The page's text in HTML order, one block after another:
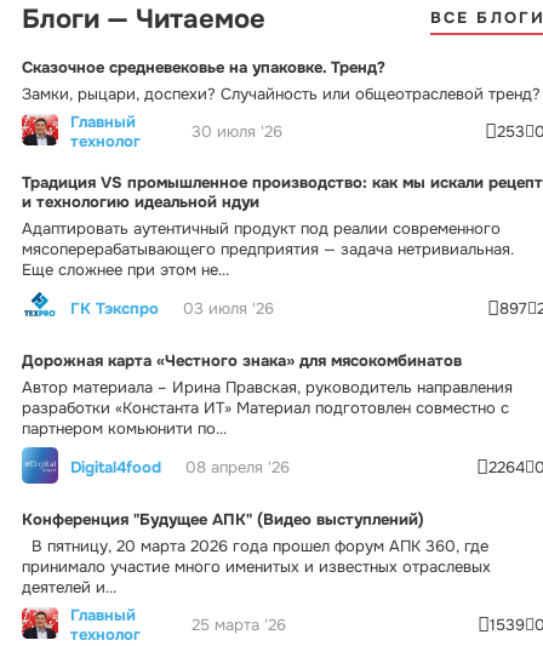
Блоги — Читаемое ВСЕ
Сказочное средневековье на упаковке. Тренд?
Замки, рыцари, доспехи? Случайность или общеотраслевой тренд?
Главный
технолог
30 июля '26 253
Традиция VS промышленное производство: как мы искали рецепт
и технологию идеальной ндуи
Адаптировать аутентичный продукт под реалии современного
мясоперерабатывающего предприятия — задача нетривиальная.
Еще сложнее при этом не...
ГК Тэкспро
03 июля '26 897
Дорожная карта «Честного знака» для мясокомбинатов
Автор материала – Ирина Правская, руководитель направления
разработки «Константа ИТ» Материал подготовлен совместно с
партнером комьюнити по...
Digital4food
08 апреля '26 2264
Конференция "Будущее АПК" (Видео выступлений)
В пятницу, 20 марта 2026 года прошел форум АПК 360, где
принимало участие много именитых и известных отраслевых
деятелей и...
Главный
технолог
25 марта '26 1539